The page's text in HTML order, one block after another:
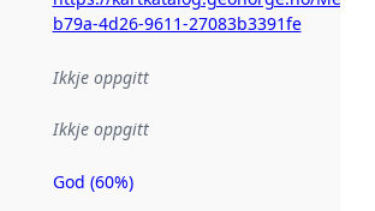
b79a-4d26-9611-27083b3391fe
Ikkje oppgitt
Ikkje oppgitt
Metadatakvalitet
God (60%)